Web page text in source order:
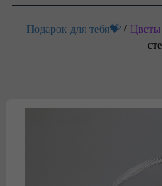
Подарок для тебя💝 / Цветы